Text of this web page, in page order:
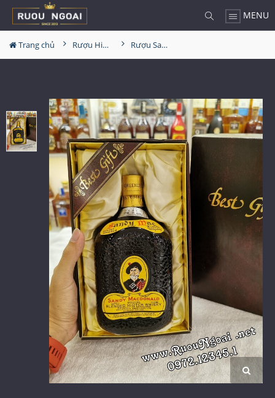
MENU
Trang chủ Rượu Hiếm - Cũ Rượu Sandy MacDonald